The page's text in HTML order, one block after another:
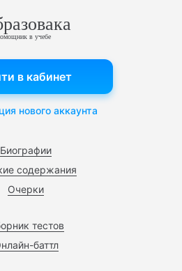
в учебе
Биографии
содержания
Очерки
тестов
баттл
в кабинет
нового аккаунта